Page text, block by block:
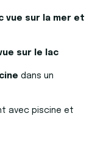
vue sur la mer et
sur le lac
dans un
avec piscine et